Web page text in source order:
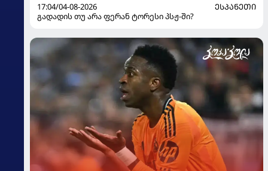
17:04/04-08-2026
ᲔᲡᲞᲐᲜᲔᲗᲘ
გადადის თუ არა ფერან ტორესი პსჟ-ში?